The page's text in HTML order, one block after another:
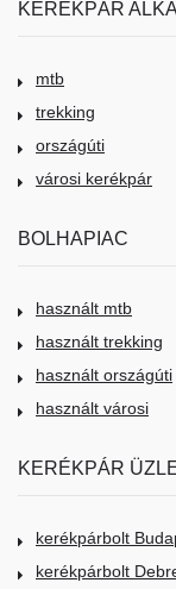
KERÉKPÁR
mtb
trekking
országúti
városi kerékpár
BOLHAPIAC
használt mtb
használt trekking
használt országúti
használt városi
KERÉKPÁR
kerékpárbolt
kerékpárbolt